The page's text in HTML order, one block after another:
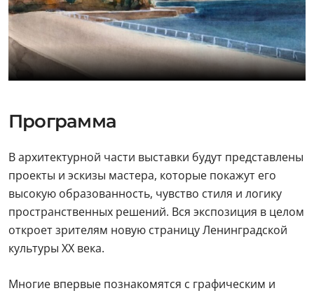
Программа
В архитектурной части выставки будут представлены
проекты и эскизы мастера, которые покажут его
высокую образованность, чувство стиля и логику
пространственных решений. Вся экспозиция в целом
откроет зрителям новую страницу Ленинградской
культуры ХХ века.
Многие впервые познакомятся с графическим и